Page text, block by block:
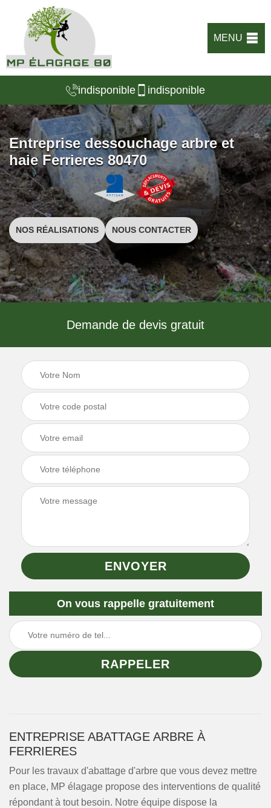
MENU
indisponible indisponible
Entreprise dessouchage arbre et
haie Ferrieres 80470
NOS RÉALISATIONS NOUS CONTACTER
Demande de devis gratuit
On vous rappelle gratuitement
ENTREPRISE ABATTAGE ARBRE À
FERRIERES
Pour les travaux d'abattage d'arbre que vous devez mettre
en place, MP élagage propose des interventions de qualité
répondant à tout besoin. Notre équipe dispose la